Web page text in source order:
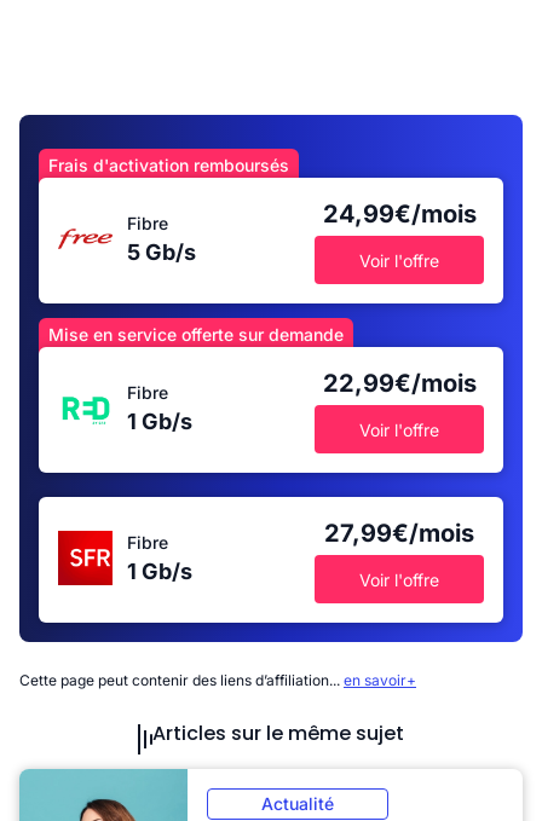
Frais d'activation remboursés
Fibre
5 Gb/s
24,99€/mois
Voir l'offre
Mise en service offerte sur demande
Fibre
1 Gb/s
22,99€/mois
Voir l'offre
Fibre
1 Gb/s
27,99€/mois
Voir l'offre
Cette page peut contenir des liens d’affiliation... en savoir+
Articles sur le même sujet
Actualité